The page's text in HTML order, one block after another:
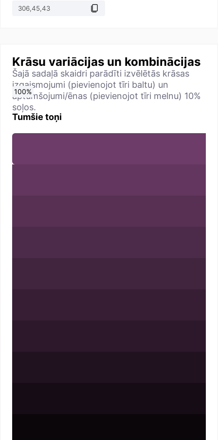
Krāsu variācijas un kombinācijas
Šajā sadaļā skaidri parādīti izvēlētās krāsas
izgaismojumi (pievienojot tīri baltu) un
aptumšojumi/ēnas (pievienojot tīri melnu) 10%
soļos.
Tumšie toņi
0%
10%
20%
30%
40%
50%
60%
70%
80%
90%
100%